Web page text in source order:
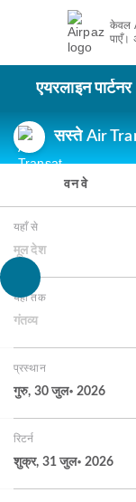
केवल
पाएँ।
एयरलाइन पार्टनर
सस्ते Air
वन वे
यहाँ से
मूल देश
यहाँ तक
गंतव्य
प्रस्थान
गुरु, 30 जुल॰ 2026
रिटर्न
शुक्र, 31 जुल॰ 2026